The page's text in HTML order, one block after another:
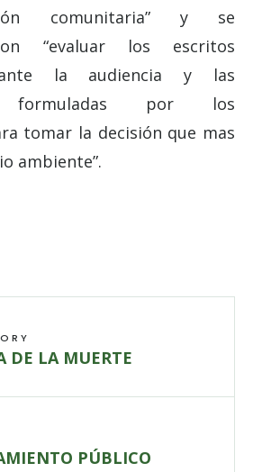
comunitaria” y se
“evaluar los escritos
la audiencia y las
formuladas por los
tomar la decisión que mas
ambiente”.
DE LA MUERTE
PÚBLICO